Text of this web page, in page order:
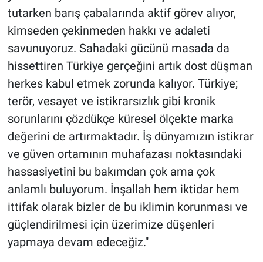
tutarken barış çabalarında aktif görev alıyor,
kimseden çekinmeden hakkı ve adaleti
savunuyoruz. Sahadaki gücünü masada da
hissettiren Türkiye gerçeğini artık dost düşman
herkes kabul etmek zorunda kalıyor. Türkiye;
terör, vesayet ve istikrarsızlık gibi kronik
sorunlarını çözdükçe küresel ölçekte marka
değerini de artırmaktadır. İş dünyamızın istikrar
ve güven ortamının muhafazası noktasındaki
hassasiyetini bu bakımdan çok ama çok
anlamlı buluyorum. İnşallah hem iktidar hem
ittifak olarak bizler de bu iklimin korunması ve
güçlendirilmesi için üzerimize düşenleri
yapmaya devam edeceğiz."